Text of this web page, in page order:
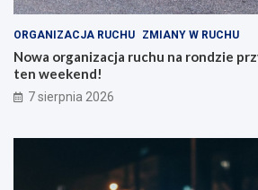
ORGANIZACJA RUCHU ZMIANY W RUCHU
Nowa organizacja ruchu na rondzie
ten weekend!
7 sierpnia 2026